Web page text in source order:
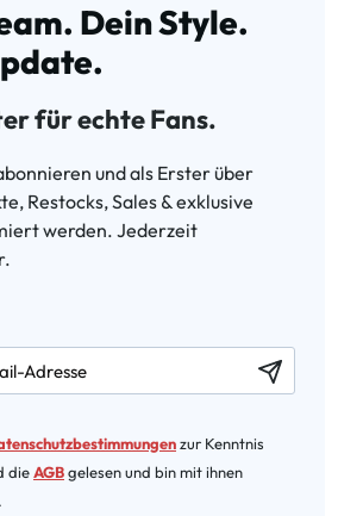
Dein Style.
für echte Fans.
und als Erster über
Restocks, Sales & exklusive
werden. Jederzeit
zur Kenntnis
dieAGBgelesen und bin mit ihnen